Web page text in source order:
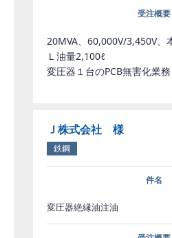
受注概要
20MVA、60,000V/3,450V、
Ｌ油量2,100ℓ
変圧器１台のPCB無害化業務
Ｊ株式会社 様
鉄鋼
件名
変圧器絶縁油注油